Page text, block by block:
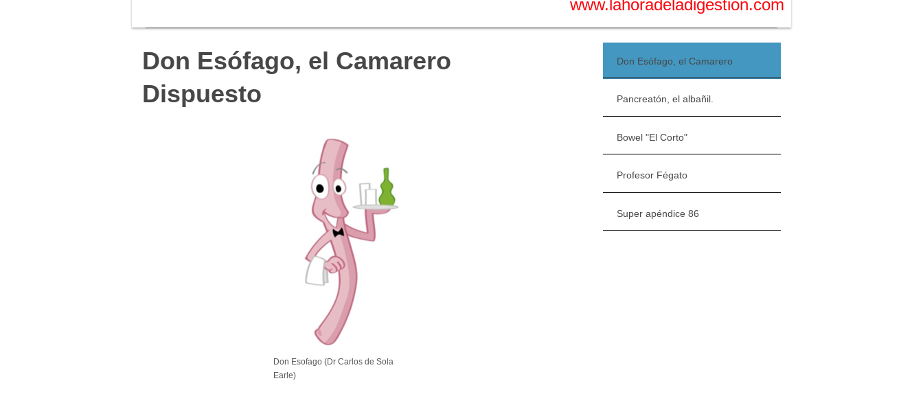
www.lahoradeladigestion.com
Don Esófago, el Camarero
Dispuesto
Don Esofago (Dr Carlos de Sola
Earle)
Don Esófago, el Camarero
Pancreatón, el albañil.
Bowel "El Corto"
Profesor Fégato
Super apéndice 86